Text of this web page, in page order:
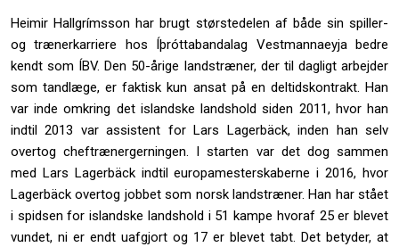
Heimir Hallgrímsson har brugt størstedelen af både sin spiller-
og trænerkarriere hos Íþróttabandalag Vestmannaeyja bedre
kendt som ÍBV. Den 50-årige landstræner, der til dagligt arbejder
som tandlæge, er faktisk kun ansat på en deltidskontrakt. Han
var inde omkring det islandske landshold siden 2011, hvor han
indtil 2013 var assistent for Lars Lagerbäck, inden han selv
overtog cheftrænergerningen. I starten var det dog sammen
med Lars Lagerbäck indtil europamesterskaberne i 2016, hvor
Lagerbäck overtog jobbet som norsk landstræner. Han har stået
i spidsen for islandske landshold i 51 kampe hvoraf 25 er blevet
vundet, ni er endt uafgjort og 17 er blevet tabt. Det betyder, at